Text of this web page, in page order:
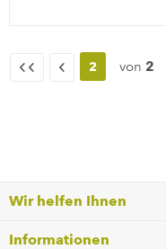
2 von 2
Wir helfen Ihnen
Informationen